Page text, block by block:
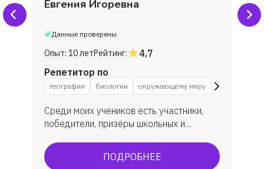
Евгения Игоревна
Данные проверены
Опыт: 10 летРейтинг:
4,7
Репетитор по
географии биологии окружающему миру
Среди моих учеников есть участники,
победители, призёры школьных и
биологии. Многие ребята пишут научно-
исследовательские работы, участвуют в
ПОДРОБНЕЕ